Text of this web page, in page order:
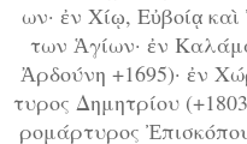
ων· ἐν Χί­ῳ, Εὐ­βοί­ᾳ
των Ἁ­γί­ων· ἐν
Ἀρ­δού­νη +1695)· ἐν
τυ­ρος Δη­μη­τρί­ου
ρο­μάρ­τυ­ρος